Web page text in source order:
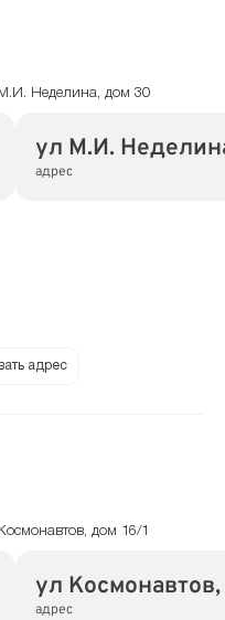
Неделина, дом 30
ул М.И.
адрес
адрес
дом 16/1
ул
адрес